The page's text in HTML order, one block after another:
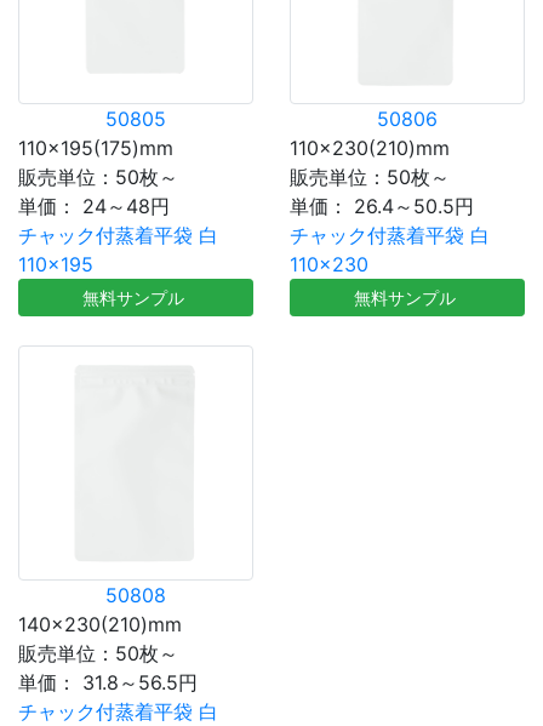
50805
110×195(175)mm
販売単位：50枚～
単価：
24～48円
チャック付蒸着平袋 白
110×195
無料サンプル
50806
110×230(210)mm
販売単位：50枚～
単価：
26.4～50.5円
チャック付蒸着平袋 白
110×230
無料サンプル
50808
140×230(210)mm
販売単位：50枚～
単価：
31.8～56.5円
チャック付蒸着平袋 白